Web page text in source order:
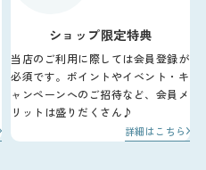
ショップ限定特典
当店のご利用に際しては会員登録が
必須です。ポイントやイベント・キ
ャンペーンへのご招待など、会員メ
リットは盛りだくさん♪
詳細はこちら